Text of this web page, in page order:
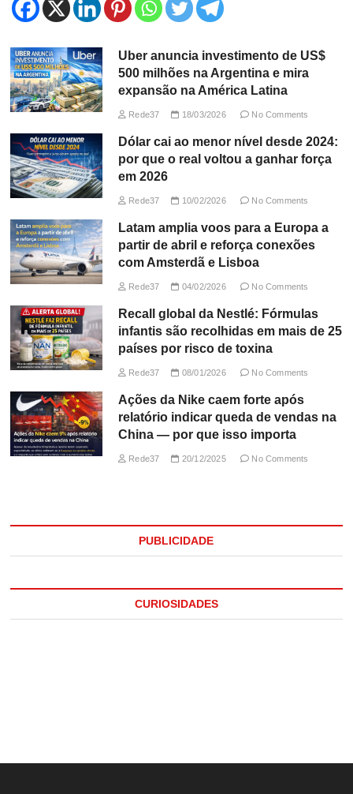
Uber anuncia investimento de US$
500 milhões na Argentina e mira
expansão na América Latina
Rede37 18/03/2026 No Comments
Dólar cai ao menor nível desde 2024:
por que o real voltou a ganhar força
em 2026
Rede37 10/02/2026 No Comments
Latam amplia voos para a Europa a
partir de abril e reforça conexões
com Amsterdã e Lisboa
Rede37 04/02/2026 No Comments
Recall global da Nestlé: Fórmulas
infantis são recolhidas em mais de 25
países por risco de toxina
Rede37 08/01/2026 No Comments
Ações da Nike caem forte após
relatório indicar queda de vendas na
China — por que isso importa
Rede37 20/12/2025 No Comments
PUBLICIDADE
CURIOSIDADES